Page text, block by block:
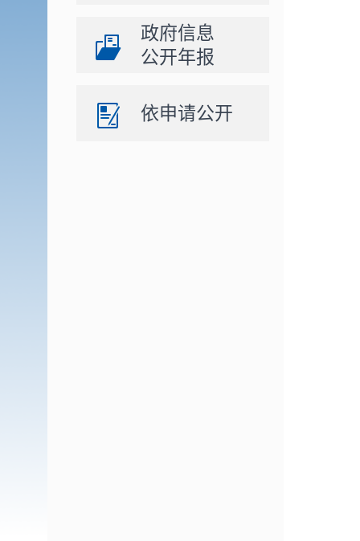
政府信息
公开年报
依申请公开